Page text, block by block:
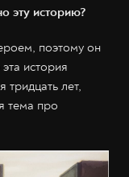
эту историю?
поэтому он
история
тридцать лет,
тема про